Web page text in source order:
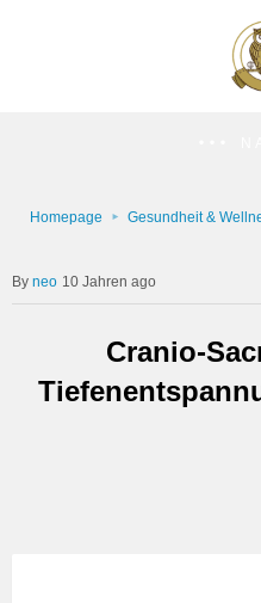
Homepage Gesundheit &
neo 10 Jahren ago
Cranio-